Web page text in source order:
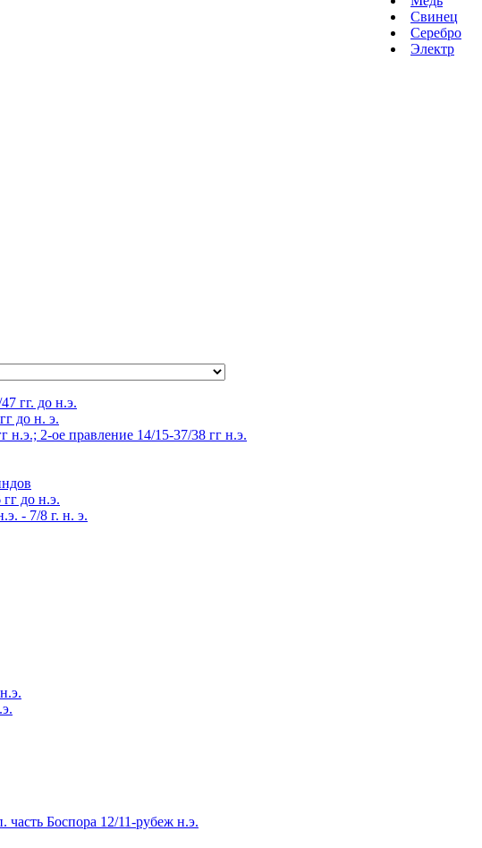
Свинец
Серебро
Электр
гг. до н.э.
до н. э.
н.э.; 2-ое правление 14/15-37/38 гг н.э.
до н.э.
- 7/8 г. н. э.
Боспора 12/11-рубеж н.э.